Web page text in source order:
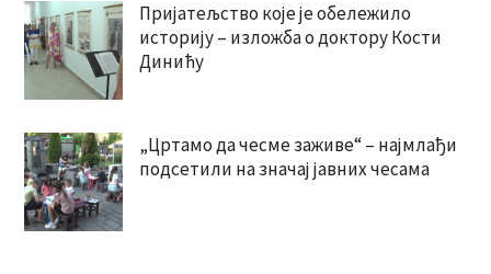
Пријатељство које је обележило
историју – изложба о доктору Кости
Динићу
„Цртамо да чесме заживе“ – најмлађи
подсетили на значај јавних чесама